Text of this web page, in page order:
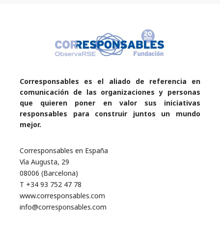
Corresponsables es el aliado de referencia en
comunicación de las organizaciones y personas
que quieren poner en valor sus iniciativas
responsables para construir juntos un mundo
mejor.
Corresponsables en España
Vía Augusta, 29
08006 (Barcelona)
T +34 93 752 47 78
www.corresponsables.com
info@corresponsables.com